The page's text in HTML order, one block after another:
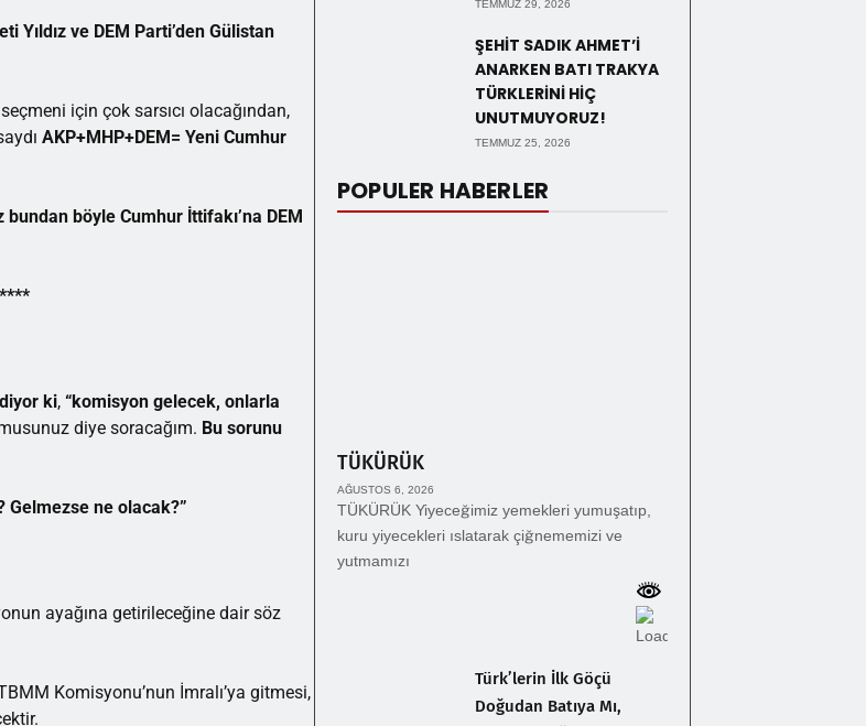
Yıldız ve DEM Parti’den Gülistan
için çok sarsıcı olacağından,
AKP+MHP+DEM= Yeni Cumhur
bundan böyle Cumhur İttifakı’na DEM
ki, “komisyon gelecek, onlarla
diye soracağım. Bu sorunu
Gelmezse ne olacak?”
ayağına getirileceğine dair söz
Komisyonu’nun İmralı’ya gitmesi,
TEMMUZ 29, 2026
ŞEHİT SADIK AHMET’İ
ANARKEN BATI TRAKYA
TÜRKLERİNİ HİÇ
UNUTMUYORUZ!
TEMMUZ 25, 2026
POPULER HABERLER
TÜKÜRÜK
AĞUSTOS 6, 2026
TÜKÜRÜK Yiyeceğimiz yemekleri yumuşatıp,
kuru yiyecekleri ıslatarak çiğnememizi ve
yutmamızı
Türk’lerin İlk Göçü
Doğudan Batıya Mı,